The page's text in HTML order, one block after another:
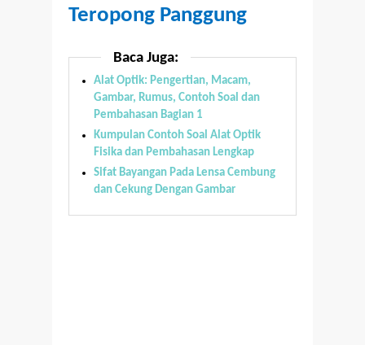
Teropong Panggung
Baca Juga:
Alat Optik: Pengertian, Macam,
Gambar, Rumus, Contoh Soal dan
Pembahasan Bagian 1
Kumpulan Contoh Soal Alat Optik
Fisika dan Pembahasan Lengkap
Sifat Bayangan Pada Lensa Cembung
dan Cekung Dengan Gambar